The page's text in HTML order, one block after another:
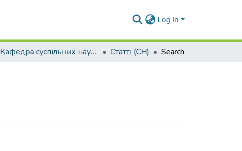
Log In
Кафедра суспільних наук (СН) Статті (СН) Search